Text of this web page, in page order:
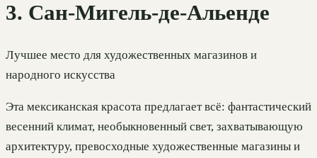
3. Сан-Мигель-де-Альенде
Лучшее место для художественных магазинов и
народного искусства
Эта мексиканская красота предлагает всё: фантастический
весенний климат, необыкновенный свет, захватывающую
архитектуру, превосходные художественные магазины и